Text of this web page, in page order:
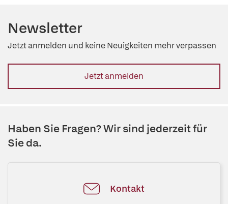
Newsletter
Jetzt anmelden und keine Neuigkeiten mehr verpassen
Jetzt anmelden
Haben Sie Fragen? Wir sind jederzeit für
Sie da.
Kontakt